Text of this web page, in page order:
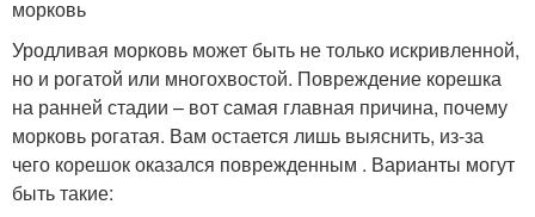
морковь
Уродливая морковь может быть не только искривленной,
но и рогатой или многохвостой. Повреждение корешка
на ранней стадии – вот самая главная причина, почему
морковь рогатая. Вам остается лишь выяснить, из-за
чего корешок оказался поврежденным . Варианты могут
быть такие: